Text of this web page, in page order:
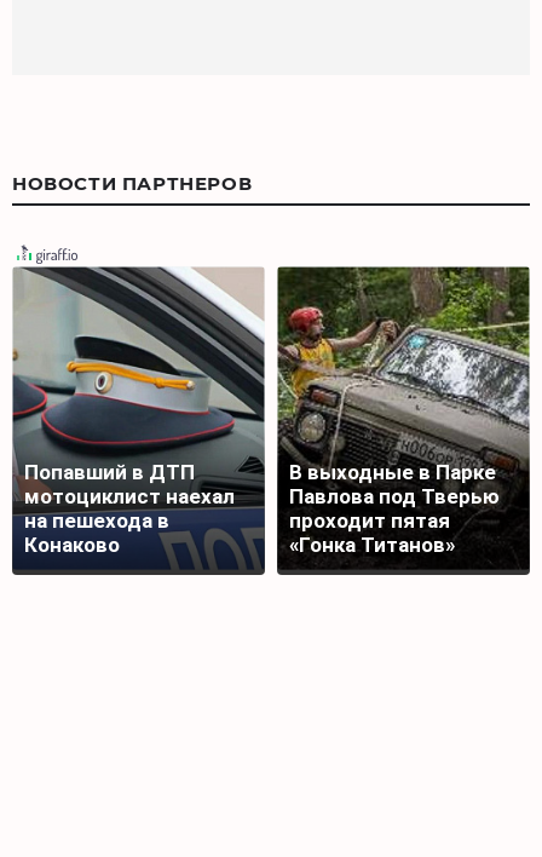
НОВОСТИ ПАРТНЕРОВ
Попавший в ДТП
мотоциклист наехал
на пешехода в
Конаково
В выходные в Парке
Павлова под Тверью
проходит пятая
«Гонка Титанов»